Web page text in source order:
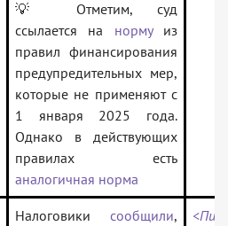
💡 Отметим, суд
ссылается на нормуиз
правил финансирования
предупредительных мер,
которые не применяют с
1 января 2025 года.
Однако в действующих
правилах есть
аналогичная норма
Налоговики сообщили,